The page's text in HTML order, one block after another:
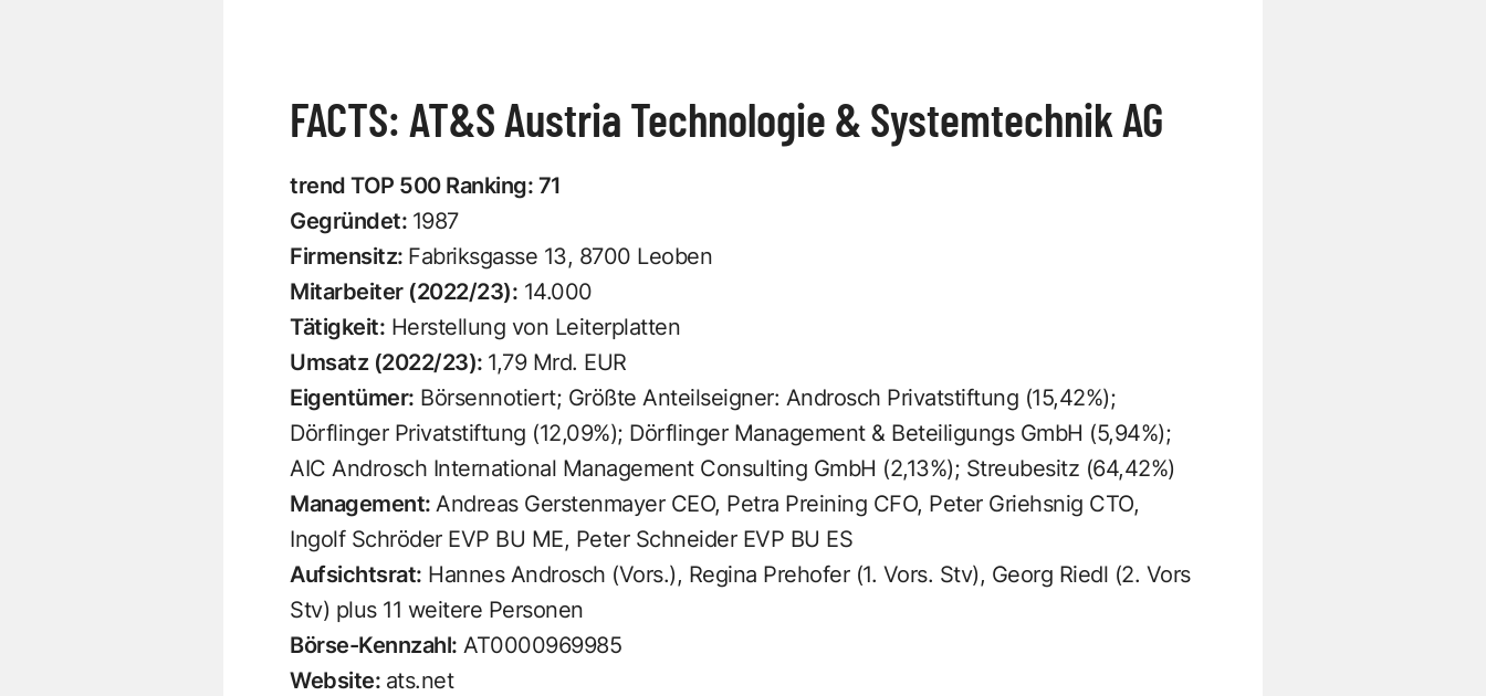
FACTS: AT&S Austria Technologie & Systemtechnik AG
trend TOP 500 Ranking: 71
Gegründet: 1987
Firmensitz: Fabriksgasse 13, 8700 Leoben
Mitarbeiter (2022/23): 14.000
Tätigkeit: Herstellung von Leiterplatten
Umsatz (2022/23): 1,79 Mrd. EUR
Eigentümer: Börsennotiert; Größte Anteilseigner: Androsch Privatstiftung (15,42%);
Dörflinger Privatstiftung (12,09%); Dörflinger Management & Beteiligungs GmbH (5,94%);
AIC Androsch International Management Consulting GmbH (2,13%); Streubesitz (64,42%)
Management: Andreas Gerstenmayer CEO, Petra Preining CFO, Peter Griehsnig CTO,
Ingolf Schröder EVP BU ME, Peter Schneider EVP BU ES
Aufsichtsrat: Hannes Androsch (Vors.), Regina Prehofer (1. Vors. Stv), Georg Riedl (2. Vors
Stv) plus 11 weitere Personen
Börse-Kennzahl: AT0000969985
Website: ats.net